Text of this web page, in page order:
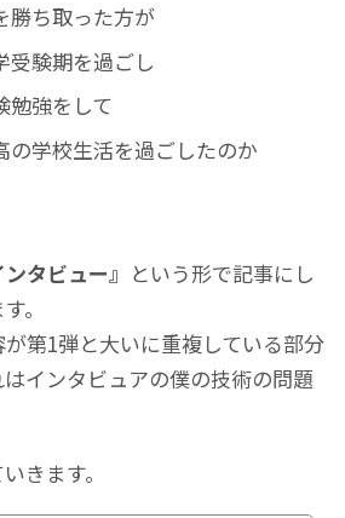
勝ち取った方が
受験期を過ごし
勉強をして
の学校生活を過ごしたのか
タビュー』 という形で記事にし
。
が第1弾と大いに重複している部分
インタビュアの僕の技術の問題
きます。